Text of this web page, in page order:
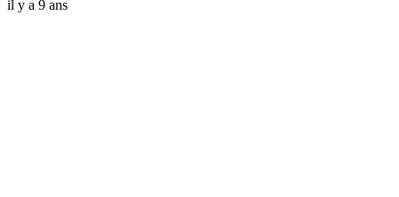
il y a 9 ans